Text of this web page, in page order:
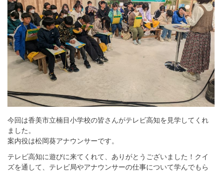
今回は香美市立楠目小学校の皆さんがテレビ高知を見学してくれ
ました。
案内役は松岡葵アナウンサーです。
テレビ高知に遊びに来てくれて、ありがとうございました！クイ
ズを通して、テレビ局やアナウンサーの仕事について学んでもら